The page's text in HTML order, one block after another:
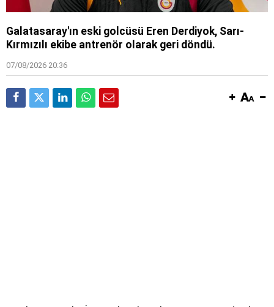
Galatasaray'ın eski golcüsü Eren Derdiyok, Sarı-
Kırmızılı ekibe antrenör olarak geri döndü.
07/08/2026 20:36